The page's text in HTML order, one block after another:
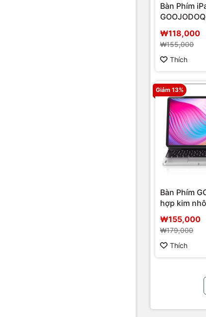
Bàn Phím
₩118,000
₩155,000
Thích
Giảm 13%
Bàn Phím
hợp kim
₩155,000
₩179,000
Thích